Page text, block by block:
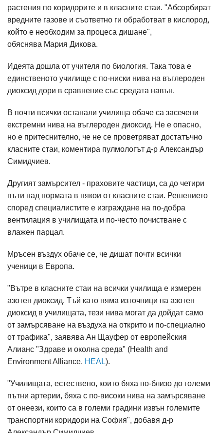
растения по коридорите и в класните стаи. "Абсорбират
вредните газове и съответно ги обработват в кислород,
който е необходим за процеса дишане",
обяснява Мария Дикова.
Идеята дошла от учителя по биология. Така това е
единственото училище с по-ниски нива на въглероден
диоксид дори в сравнение със средата навън.
В почти всички останали училища обаче са засечени
екстремни нива на въглероден диоксид. Не е опасно,
но е притеснително, че не се проветряват достатъчно
класните стаи, коментира пулмологът д-р Александър
Симидчиев.
Другият замърсител - праховите частици, са до четири
пъти над нормата в някои от класните стаи. Решението
според специалистите е изграждане на по-добра
вентилация в училищата и по-често почистване с
влажен парцал.
Мръсен въздух обаче се, че дишат почти всички
ученици в Европа.
"Вътре в класните стаи на всички училища е измерен
азотен диоксид. Тъй като няма източници на азотен
диоксид в училищата, тези нива могат да дойдат само
от замърсяване на въздуха на открито и по-специално
от трафика", заявява Ан Щауфер от европейския
Алианс "Здраве и околна среда" (Health and
Environment Alliance, HEAL).
"Училищата, естествено, които бяха по-близо до големи
пътни артерии, бяха с по-високи нива на замърсяване
от онеези, които са в големи градини извън големите
транспортни коридори на София", добавя д-р